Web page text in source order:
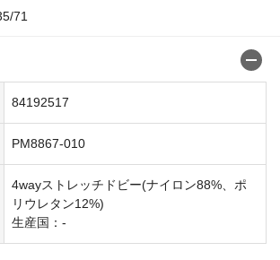
71
84192517
PM8867-010
4wayストレッチドビー(ナイロン88%、ポ
リウレタン12%)
生産国：-